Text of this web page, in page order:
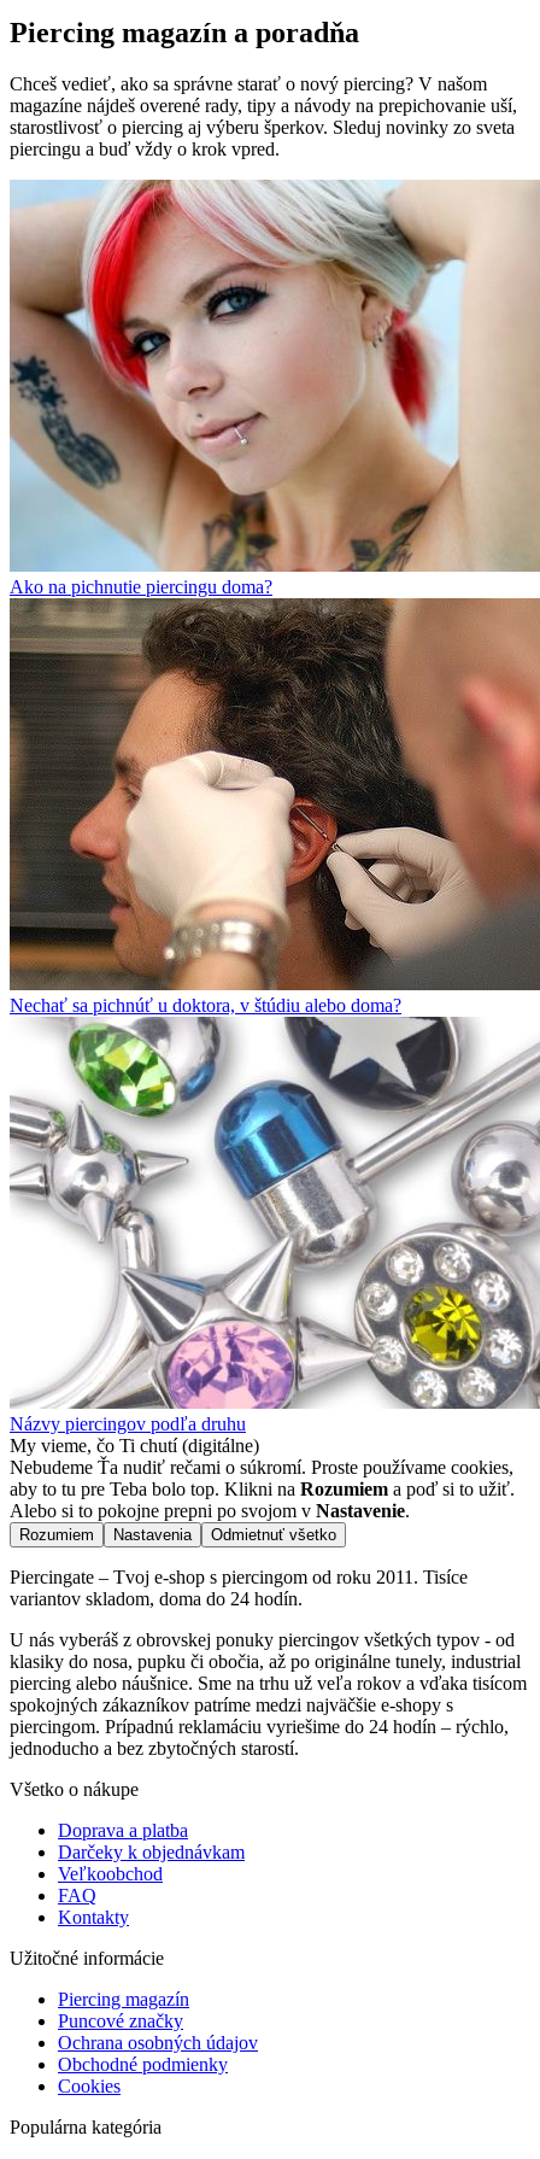
Piercing magazín a poradňa
Chceš vedieť, ako sa správne starať o nový piercing? V našom
magazíne nájdeš overené rady, tipy a návody na prepichovanie uší,
starostlivosť o piercing aj výberu šperkov. Sleduj novinky zo sveta
piercingu a buď vždy o krok vpred.
Ako na pichnutie piercingu doma?
Nechať sa pichnúť u doktora, v štúdiu alebo doma?
Názvy piercingov podľa druhu
My vieme, čo Ti chutí (digitálne)
Nebudeme Ťa nudiť rečami o súkromí. Proste používame cookies,
aby to tu pre Teba bolo top. Klikni na Rozumiem a poď si to užiť.
Alebo si to pokojne prepni po svojom v Nastavenie.
Rozumiem Nastavenia Odmietnuť všetko
Piercingate – Tvoj e-shop s piercingom od roku 2011. Tisíce
variantov skladom, doma do 24 hodín.
U nás vyberáš z obrovskej ponuky piercingov všetkých typov - od
klasiky do nosa, pupku či obočia, až po originálne tunely, industrial
piercing alebo náušnice. Sme na trhu už veľa rokov a vďaka tisícom
spokojných zákazníkov patríme medzi najväčšie e-shopy s
piercingom. Prípadnú reklamáciu vyriešime do 24 hodín – rýchlo,
jednoducho a bez zbytočných starostí.
Všetko o nákupe
Doprava a platba
Darčeky k objednávkam
Veľkoobchod
FAQ
Kontakty
Užitočné informácie
Piercing magazín
Puncové značky
Ochrana osobných údajov
Obchodné podmienky
Cookies
Populárna kategória